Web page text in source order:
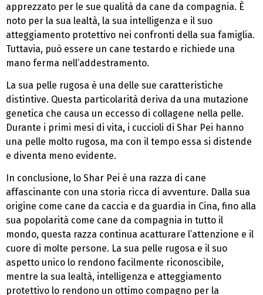
apprezzato per le sue qualità da cane da compagnia. È
noto per la sua lealtà, la sua intelligenza e il suo
atteggiamento protettivo nei confronti della sua famiglia.
Tuttavia, può essere un cane testardo e richiede una
mano ferma nell’addestramento.
La sua pelle rugosa è una delle sue caratteristiche
distintive. Questa particolarità deriva da una mutazione
genetica che causa un eccesso di collagene nella pelle.
Durante i primi mesi di vita, i cuccioli di Shar Pei hanno
una pelle molto rugosa, ma con il tempo essa si distende
e diventa meno evidente.
In conclusione, lo Shar Pei è una razza di cane
affascinante con una storia ricca di avventure. Dalla sua
origine come cane da caccia e da guardia in Cina, fino alla
sua popolarità come cane da compagnia in tutto il
mondo, questa razza continua acatturare l’attenzione e il
cuore di molte persone. La sua pelle rugosa e il suo
aspetto unico lo rendono facilmente riconoscibile,
mentre la sua lealtà, intelligenza e atteggiamento
protettivo lo rendono un ottimo compagno per la